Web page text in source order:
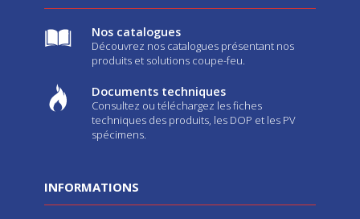
Nos catalogues
Découvrez nos catalogues présentant nos
produits et solutions coupe-feu.
Documents techniques
Consultez ou téléchargez les fiches
techniques des produits, les DOP et les PV
spécimens.
INFORMATIONS